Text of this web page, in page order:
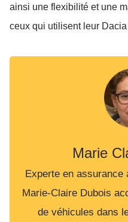
ainsi une flexibilité et une
ceux qui utilisent leur
Marie
Experte en assurance
Marie-Claire Dubois
de véhicules dans